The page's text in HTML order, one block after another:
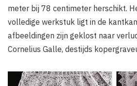
meter bij 78 centimeter herschikt.
volledige werkstuk ligt in de
afbeeldingen zijn geklost naar
Cornelius Galle, destijds